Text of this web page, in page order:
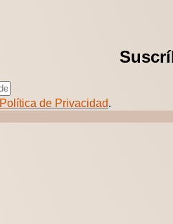
Política de Privacidad.